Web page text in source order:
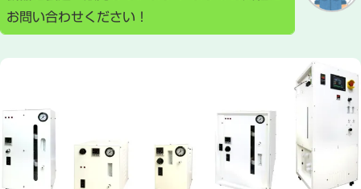
お問い合わせください！